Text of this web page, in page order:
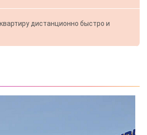
дистанционно быстро и